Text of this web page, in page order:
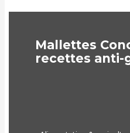
Mallettes
recettes anti-